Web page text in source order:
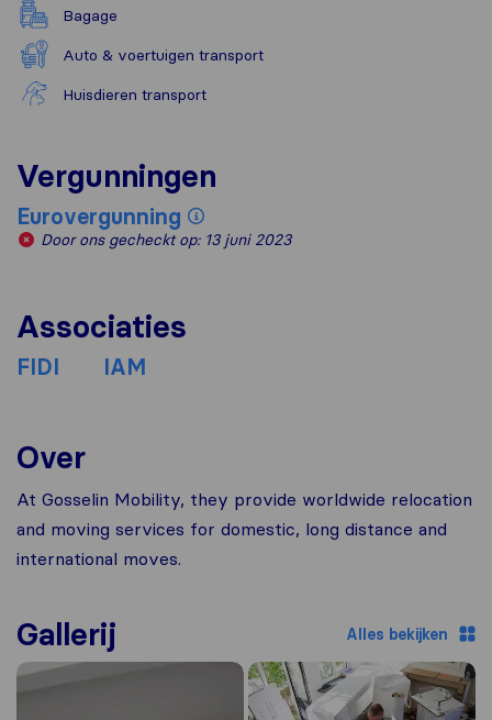
Bagage
Auto & voertuigen transport
Huisdieren transport
Vergunningen
Eurovergunning
Door ons gecheckt op: 13 juni 2023
Associaties
FIDI IAM
Over
At Gosselin Mobility, they provide worldwide relocation
and moving services for domestic, long distance and
international moves.
Gallerij Alles bekijken